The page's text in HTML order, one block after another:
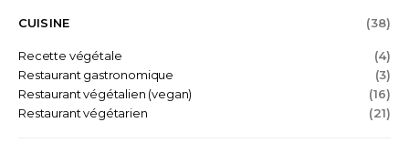
CUISINE (38)
Recette végétale
(4)
Restaurant gastronomique
(3)
Restaurant végétalien (vegan)
(16)
Restaurant végétarien
(21)